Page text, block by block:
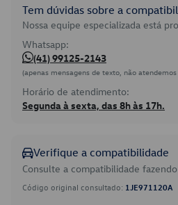
Tem dúvidas sobre a
Nossa equipe especializada está
Whatsapp:
(41) 99125-2143
(apenas mensagens de texto, não
Horário de atendimento:
Segunda à sexta, das 8h às 17h.
Verifique a compatibilidade
Consulte a compatibilidade
Código original consultado: 1JE971120A